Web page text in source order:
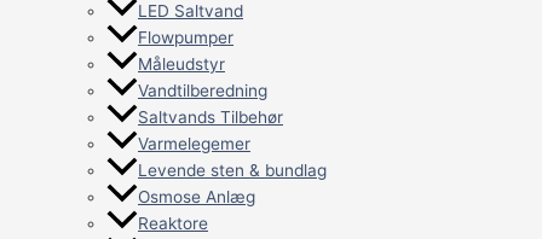
LED Saltvand
Flowpumper
Måleudstyr
Vandtilberedning
Saltvands Tilbehør
Varmelegemer
Levende sten & bundlag
Osmose Anlæg
Reaktore